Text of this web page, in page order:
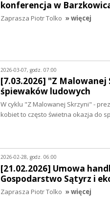
konferencja w
Zaprasza Piotr Tolko » więcej
2026-03-07, godz. 07:00
[7.03.2026] "Z
śpiewaków ludowych
W cyklu "Z Malowanej Skrzyni" -
kobiet to często świetna okazja do
2026-02-28, godz. 06:00
[21.02.2026] Umowa
Gospodarstwo Sątyrz i
Zaprasza Piotr Tolko » więcej